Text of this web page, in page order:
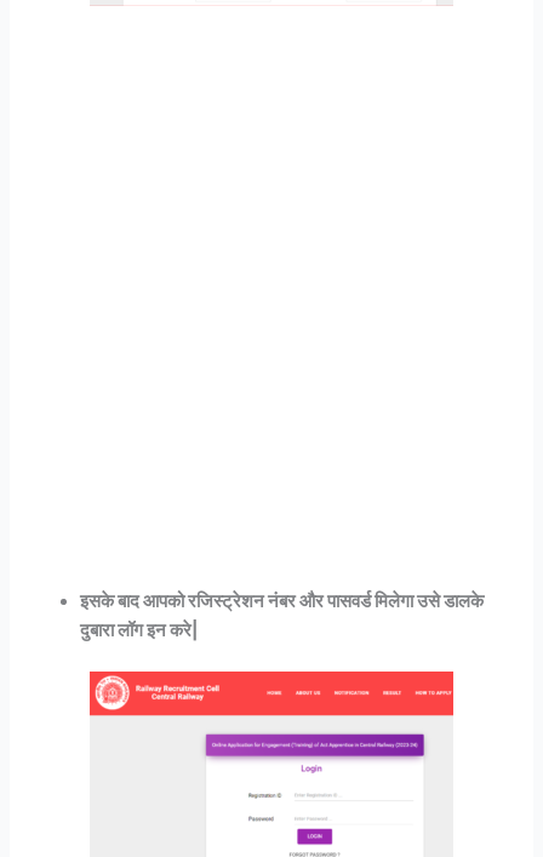
इसके बाद आपको रजिस्ट्रेशन नंबर और पासवर्ड मिलेगा उसे डालके
दुबारा लॉग इन करे|